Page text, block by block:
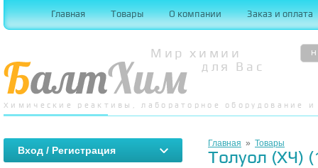
Главная Товары О компании Заказ и оплата
Мир химии
для Вас
Химические реактивы, лабораторное оборудование
Вход / Регистрация
Главная » Товары
Толуол (ХЧ)